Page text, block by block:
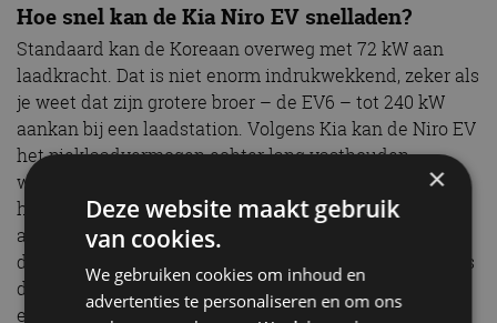
Hoe snel kan de Kia Niro EV snelladen?
Standaard kan de Koreaan overweg met 72 kW aan
laadkracht. Dat is niet enorm indrukwekkend, zeker als
je weet dat zijn grotere broer – de EV6 – tot 240 kW
aankan bij een laadstation. Volgens Kia kan de Niro EV
het pieklaadvermogen echter lang vasthouden,
waardoor het accupakket alsnog vrij snel vol zit. Als
het koud is, verwarmt de Niro zelfs automatisch het
accupakket voor, als hij via het navigatiesysteem
doorkrijgt dat je richting een laadpunt rijdt. Hierdoor is
de accu op de optimale temperatuur als je arriveert bij
een laadstation, waardoor de auto direct op vol
×
Deze website maakt gebruik
van cookies.
We gebruiken cookies om inhoud en
advertenties te personaliseren en om ons